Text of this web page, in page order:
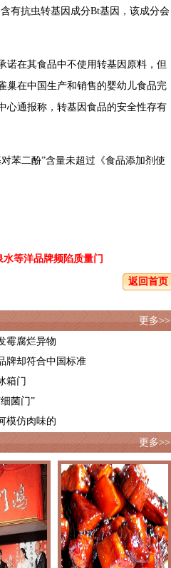
有抗虫转基因成分Bt基因，该成分会
诺在其食品中不使用转基因原料，但
巢在中国生产和销售的婴幼儿食品完
心通报称，转基因食品的安全性存有
苯二酚”含量未超过《食品添加剂使
水等洋品牌频陷质量门
返回首页
更多>>
霉腐烂异物
牌却符合中国标准
箱门
菌门”
模仿肉味的
更多>>